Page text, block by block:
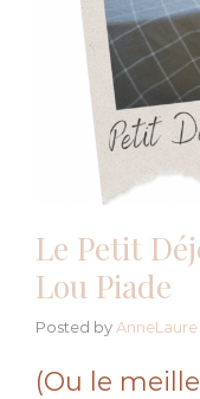
Le Petit
Lou Piade
Posted by AnneLaure
(Ou le